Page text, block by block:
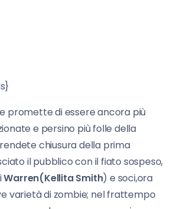
promette di essere ancora più
e persino più folle della
chiusura della prima
il pubblico con il fiato sospeso,
Warren(Kellita Smith) e soci,ora
varietà di zombie; nel frattempo